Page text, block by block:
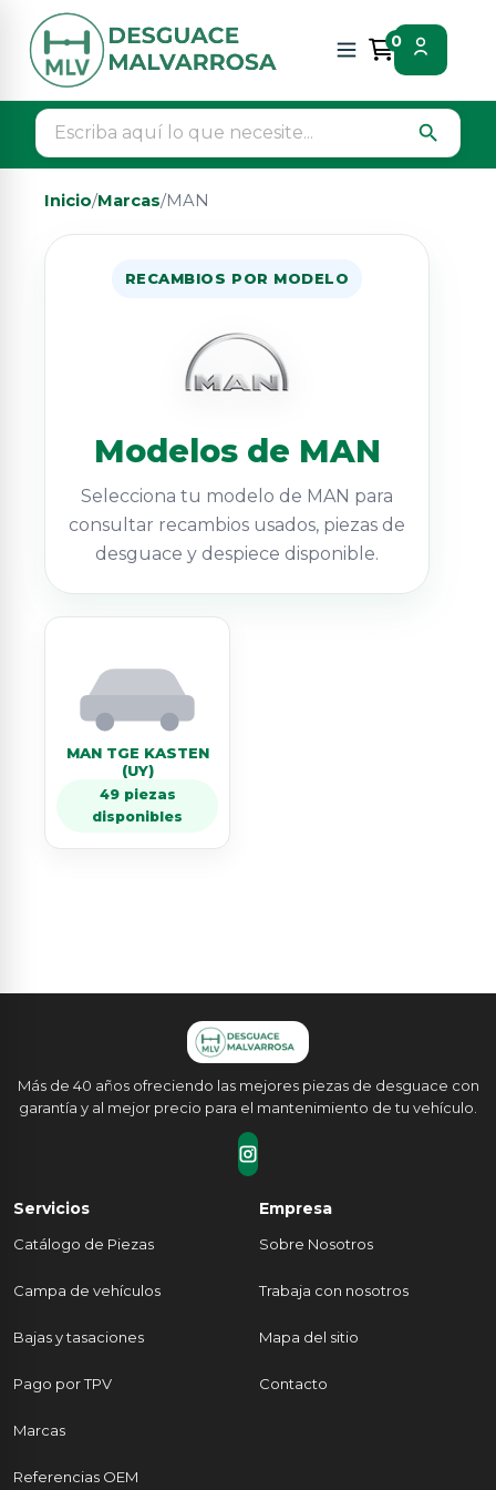
0
search
Inicio/Marcas/MAN
RECAMBIOS POR MODELO
Modelos de MAN
Selecciona tu modelo de MAN para
consultar recambios usados, piezas de
desguace y despiece disponible.
MAN TGE KASTEN
(UY)
49 piezas
disponibles
Más de 40 años ofreciendo las mejores piezas de desguace con
garantía y al mejor precio para el mantenimiento de tu vehículo.
Servicios
Catálogo de Piezas
Campa de vehículos
Bajas y tasaciones
Pago por TPV
Marcas
Referencias OEM
Empresa
Sobre Nosotros
Trabaja con nosotros
Mapa del sitio
Contacto